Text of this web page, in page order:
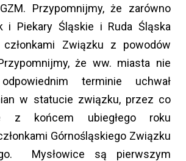
Przypomnijmy, że zarówno
i Piekary Śląskie i Ruda Śląska
członkami Związku z powodów
że ww. miasta nie
terminie uchwał
w statucie związku, przez co
z końcem ubiegłego roku
Górnośląskiego Związku
Mysłowice są pierwszym